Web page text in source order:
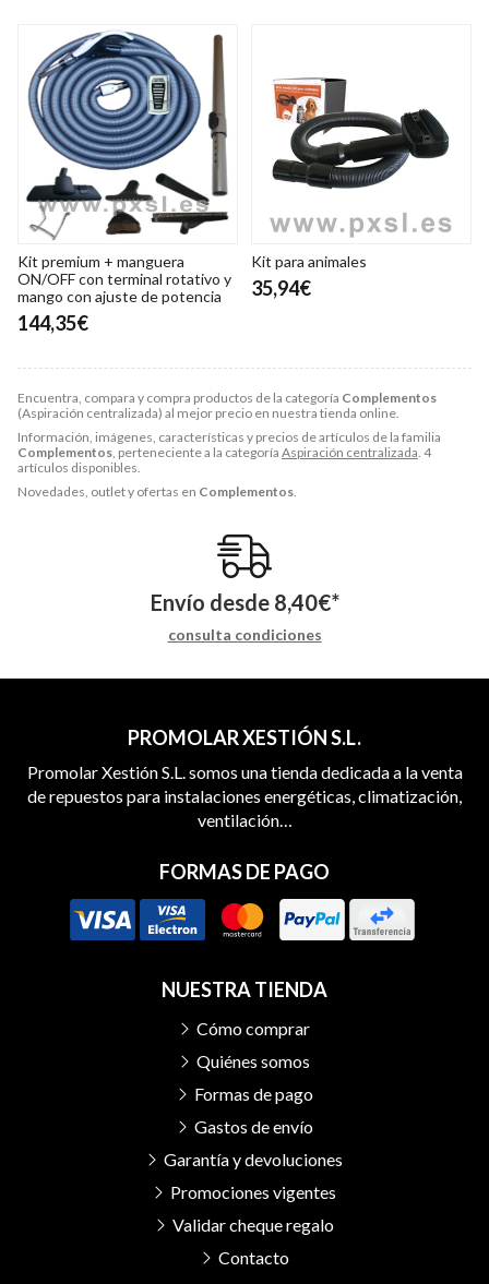
Encuentra, compara y compra productos de la categoría Complementos
(Aspiración centralizada) al mejor precio en nuestra tienda online.
Información, imágenes, características y precios de artículos de la familia
Complementos, perteneciente a la categoría Aspiración centralizada. 4
artículos disponibles.
Novedades, outlet y ofertas en Complementos.
Kit premium + manguera
ON/OFF con terminal rotativo y
mango con ajuste de potencia
144,35€
Kit para animales
35,94€
Envío desde 8,40€*
consulta condiciones
PROMOLAR XESTIÓN S.L.
Promolar Xestión S.L. somos una tienda dedicada a la venta
de repuestos para instalaciones energéticas, climatización,
ventilación…
FORMAS DE PAGO
NUESTRA TIENDA
Cómo comprar
Quiénes somos
Formas de pago
Gastos de envío
Garantía y devoluciones
Promociones vigentes
Validar cheque regalo
Contacto